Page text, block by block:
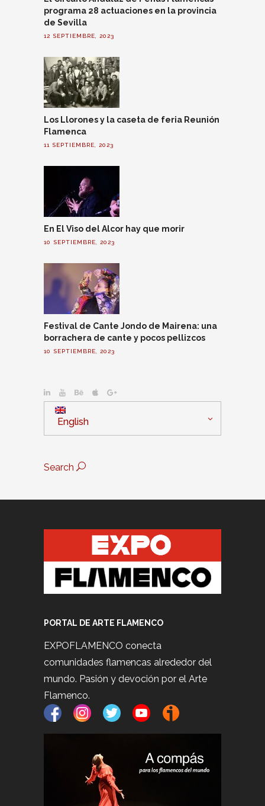
programa 28 actuaciones en la provincia
de Sevilla
12 SEPTIEMBRE, 2023
Los Llorones y la caseta de feria Reunión
Flamenca
11 SEPTIEMBRE, 2023
En El Viso del Alcor hay que morir
10 SEPTIEMBRE, 2023
Festival de Cante Jondo de Mairena: una
borrachera de cante y pocos pellizcos
10 SEPTIEMBRE, 2023
English
Search
PORTAL DE ARTE FLAMENCO
EXPOFLAMENCO conecta
comunidades flamencas alrededor del
mundo. Pasión y devoción por el Arte
Flamenco.